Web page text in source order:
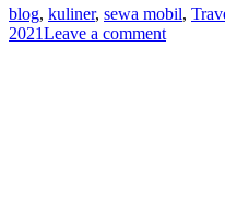
blog, kuliner, sewa mobil,
2021Leave a comment